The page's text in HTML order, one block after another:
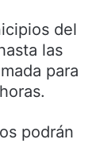
del
las
para
podrán